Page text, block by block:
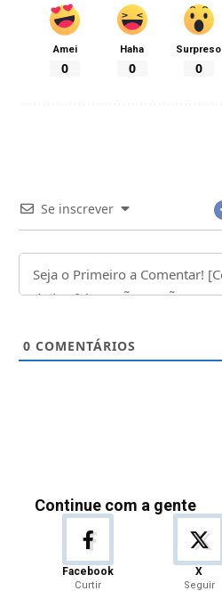
Amei
0
Haha
0
Surpreso
0
Se inscrever
0 COMENTÁRIOS
Continue com a gente
Facebook
Curtir
X
Seguir